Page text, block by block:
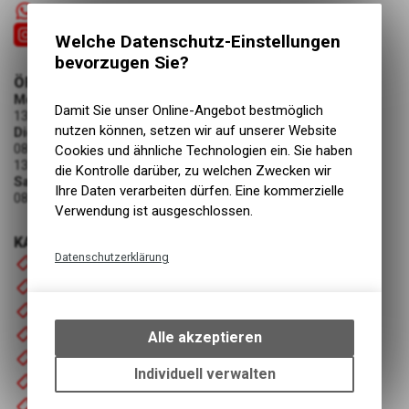
KATEGORIEN
Startseite
Zubehör / Ersatzteile
ÖFFNUNGSZEITEN
Montag
13:30 - 18:00 Uhr
Dienstag - Freitag
08:00 - 12:00 Uhr
13:30 - 18:00 Uhr
Samstag
08:00 - 12:00 Uhr
Welche Datenschutz-Einstellungen
bevorzugen Sie?
Damit Sie unser Online-Angebot bestmöglich
nutzen können, setzen wir auf unserer Website
Cookies und ähnliche Technologien ein. Sie haben
die Kontrolle darüber, zu welchen Zwecken wir
Ihre Daten verarbeiten dürfen. Eine kommerzielle
Verwendung ist ausgeschlossen.
Datenschutzerklärung
bestimmte Interaktionen und
Einstellungen auf Ihrem Gerät,
um die grundlegenden
Funktionen unseres Online-
Alle akzeptieren
Individuell verwalten